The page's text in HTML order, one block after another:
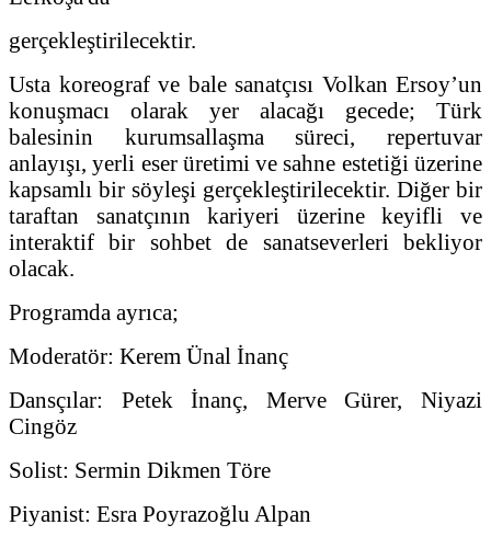
gerçekleştirilecektir.
Usta koreograf ve bale sanatçısı Volkan Ersoy’un
konuşmacı olarak yer alacağı gecede; Türk
balesinin kurumsallaşma süreci, repertuvar
anlayışı, yerli eser üretimi ve sahne estetiği üzerine
kapsamlı bir söyleşi gerçekleştirilecektir. Diğer bir
taraftan sanatçının kariyeri üzerine keyifli ve
interaktif bir sohbet de sanatseverleri bekliyor
olacak.
Programda ayrıca;
Moderatör: Kerem Ünal İnanç
Dansçılar: Petek İnanç, Merve Gürer, Niyazi
Cingöz
Solist: Sermin Dikmen Töre
Piyanist: Esra Poyrazoğlu Alpan